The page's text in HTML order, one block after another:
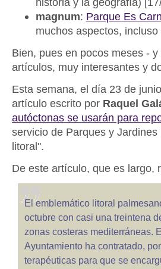
magnum: Parque Es
muchos aspectos,
Bien, pues en pocos meses -
artículos, muy interesantes y
Esta semana, el día 23 de
artículo escrito por Raquel
autóctonas se usarán para
servicio de Parques y
litoral".
De este artículo, que es largo,
El emblemático litoral
octubre con casi una treintena
zonas costeras mediterráneas.
Ayuntamiento ha contratado,
terapéuticas para que se